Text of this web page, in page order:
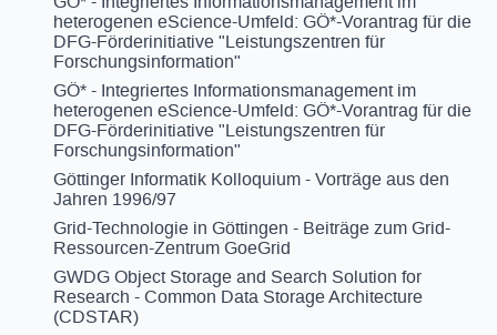
heterogenen eScience-Umfeld: GÖ*-Vorantrag für die
DFG-Förderinitiative "Leistungszentren für
Forschungsinformation"
GÖ* - Integriertes Informationsmanagement im
heterogenen eScience-Umfeld: GÖ*-Vorantrag für die
DFG-Förderinitiative "Leistungszentren für
Forschungsinformation"
Göttinger Informatik Kolloquium - Vorträge aus den
Jahren 1996/97
Grid-Technologie in Göttingen - Beiträge zum Grid-
Ressourcen-Zentrum GoeGrid
GWDG Object Storage and Search Solution for
Research - Common Data Storage Architecture
(CDSTAR)